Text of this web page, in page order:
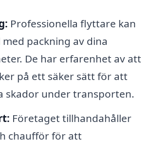
Professionella flyttare kan
packning av dina
De har erfarenhet av att
på ett säker sätt för att
skador under transporten.
Företaget tillhandahåller
chaufför för att